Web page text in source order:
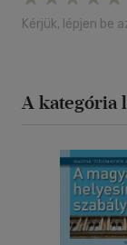
Kérjük, lépjen be
A kategória